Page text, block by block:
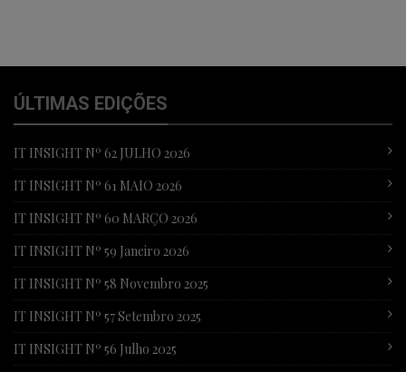
ÚLTIMAS EDIÇÕES
IT INSIGHT Nº 62 JULHO 2026
IT INSIGHT Nº 61 MAIO 2026
IT INSIGHT Nº 60 MARÇO 2026
IT INSIGHT Nº 59 Janeiro 2026
IT INSIGHT Nº 58 Novembro 2025
IT INSIGHT Nº 57 Setembro 2025
IT INSIGHT Nº 56 Julho 2025